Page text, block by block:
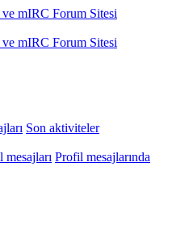
Son aktiviteler
Profil mesajlarında